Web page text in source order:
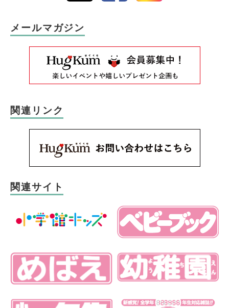
メールマガジン
関連リンク
関連サイト